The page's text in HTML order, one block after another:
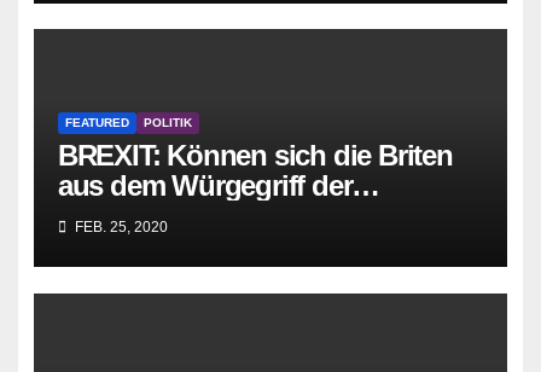
FEATURED POLITIK
BREXIT: Können sich die Briten
aus dem Würgegriff der
parasitären EU-Mafia befreien?
FEB. 25, 2020